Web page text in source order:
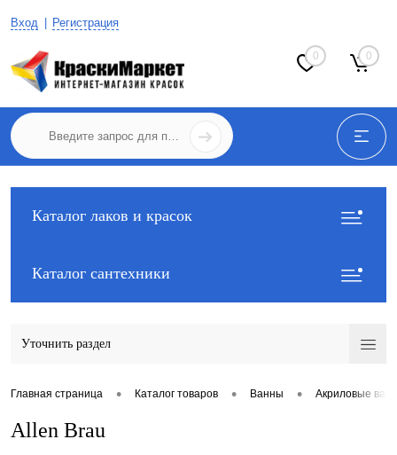
Вход Регистрация
0 0
Каталог лаков и красок
Каталог сантехники
Уточнить раздел
Главная страница • Каталог товаров • Ванны • Акриловые
Allen Brau